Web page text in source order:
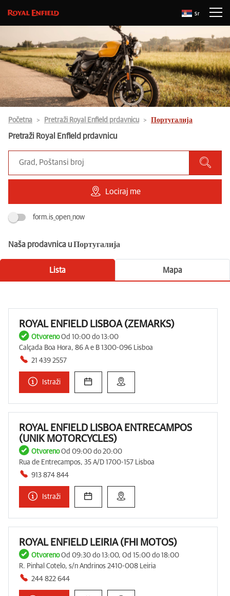
Sr
Početna Pretraži Royal Enfield prdavnicu Португалија
Pretraži Royal Enfield prdavnicu
Lociraj me
form.is_open_now
Naša prodavnica u Португалија
Lista Mapa
ROYAL ENFIELD LISBOA (ZEMARKS)
OtvorenoOd 10:00 do 13:00
Calçada Boa Hora, 86 A e B 1300-096 Lisboa
21 439 2557
Istraži
ROYAL ENFIELD LISBOA ENTRECAMPOS
(UNIK MOTORCYCLES)
OtvorenoOd 09:00 do 20:00
Rua de Entrecampos, 35 A/D 1700-157 Lisboa
913 874 844
Istraži
ROYAL ENFIELD LEIRIA (FHI MOTOS)
OtvorenoOd 09:30 do 13:00, Od 15:00 do 18:00
R. Pinhal Cotelo, s/n Andrinos 2410-008 Leiria
244 822 644